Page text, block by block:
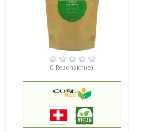
VERFÜGBAR
0 Rezension(e)